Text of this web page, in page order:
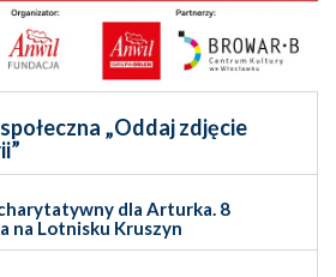
„Oddaj zdjęcie
dla Arturka. 8
na Lotnisku Kruszyn